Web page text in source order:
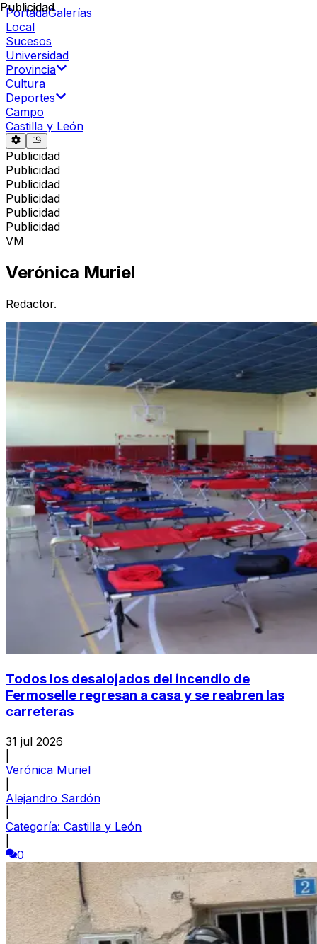
PortadaGalerías
Local
Sucesos
Universidad
Provincia
Cultura
Deportes
Campo
Castilla y León
Publicidad
Publicidad
Publicidad
Publicidad
Publicidad
Publicidad
Publicidad
VM
Verónica Muriel
Redactor.
Todos los desalojados del incendio de
Fermoselle regresan a casa y se reabren las
carreteras
31 jul 2026
Verónica Muriel
Alejandro Sardón
Categoría: Castilla y León
0
Publicidad